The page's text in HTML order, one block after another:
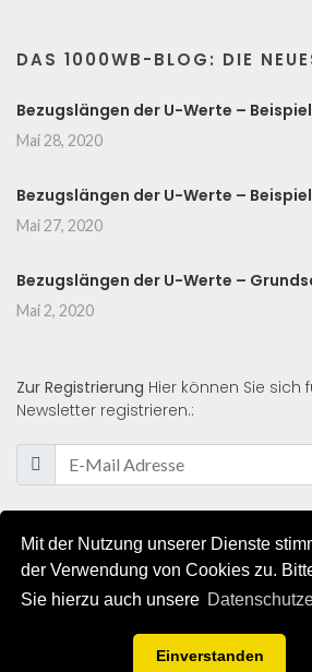
Mit der Nutzung unserer Dienste
der Verwendung von Cookies zu.
Sie hierzu auch unsere
Einverstanden
DAS 1000WB-BLOG: DIE
Bezugslängen der U-Werte –
Mai 28, 2020
Bezugslängen der U-Werte –
Mai 27, 2020
Bezugslängen der U-Werte –
Mai 2, 2020
Zur Registrierung Hier können Sie sich
Newsletter registrieren.:
© 2019 - 2021 - Alle Rechte von
AGB/